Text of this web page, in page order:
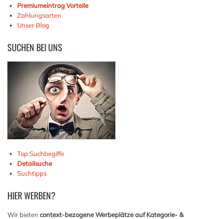
Premiumeintrag Vorteile
Zahlungsarten
Unser Blog
SUCHEN BEI UNS
Top Suchbegiffe
Detailsuche
Suchtipps
HIERWERBEN?
Wir bieten context-bezogene Werbeplätze auf Kategorie- &